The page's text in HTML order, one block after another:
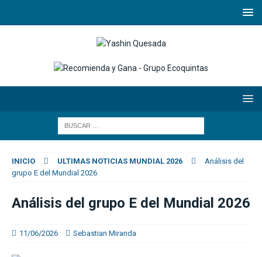
INICIO ULTIMAS NOTICIAS MUNDIAL 2026
Análisis del
grupo E del Mundial 2026
Análisis del grupo E del Mundial 2026
11/06/2026 Sebastian Miranda